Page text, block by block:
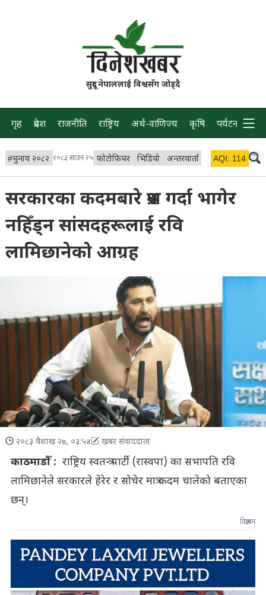
सुदूर नेपाललाई विश्वसँग जोड्दै
गृह प्रदेश राजनीति राष्ट्रिय अर्थ-वाणिज्य कृषि पर्यटन प्रवास
#चुनाव २०८२ २०८३ साउन २५ फोटोफिचर भिडियो अन्तरवार्ता विचार/ब्लग
AQI: 114
सरकारका कदमबारे प्रश्न गर्दा भागेर
नहिँड्न सांसदहरूलाई रवि
लामिछानेको आग्रह
२०८३ वैशाख २७, ०३:५४ खबर संवाददाता
काठमाडौँ : राष्ट्रिय स्वतन्त्र पार्टी (रास्वपा) का सभापति रवि
लामिछानेले सरकारले हेरेर र सोचेर मात्र कदम चालेको बताएका
छन्।
विज्ञापन